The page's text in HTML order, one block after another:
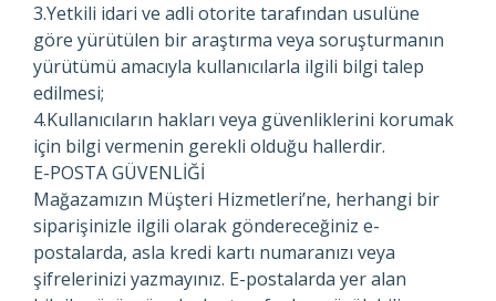
3.Yetkili idari ve adli otorite tarafından usulüne
göre yürütülen bir araştırma veya soruşturmanın
yürütümü amacıyla kullanıcılarla ilgili bilgi talep
edilmesi;
4.Kullanıcıların hakları veya güvenliklerini korumak
için bilgi vermenin gerekli olduğu hallerdir.
E-POSTA GÜVENLİĞİ
Mağazamızın Müşteri Hizmetleri’ne, herhangi bir
siparişinizle ilgili olarak göndereceğiniz e-
postalarda, asla kredi kartı numaranızı veya
şifrelerinizi yazmayınız. E-postalarda yer alan